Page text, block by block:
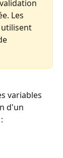
Les
utilisent
variables
d'un